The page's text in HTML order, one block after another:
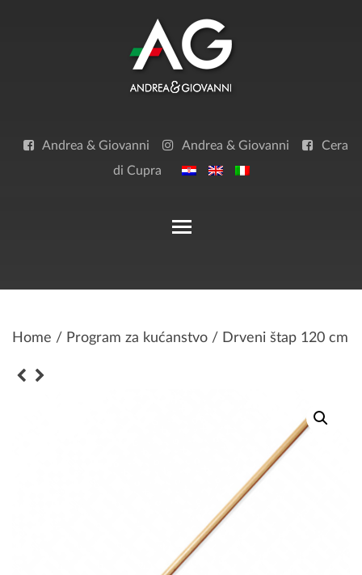
Andrea & Giovanni Andrea & Giovanni Cera
di Cupra
Home / Program za kućanstvo / Drveni štap 120 cm